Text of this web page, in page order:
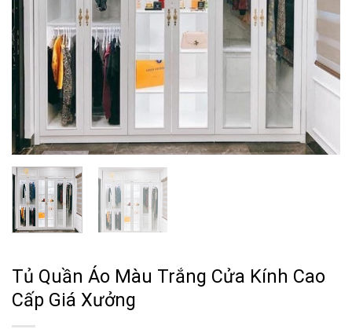
Tủ Quần Áo Màu Trắng Cửa Kính Cao
Cấp Giá Xưởng